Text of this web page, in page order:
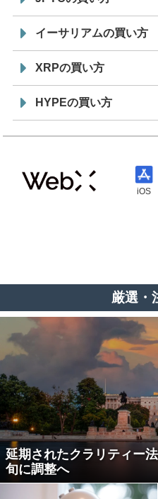
イーサリアムの買い方
XRPの買い方
HYPEの買い方
iOS
厳選・
延期されたクラリティー
旬に調整へ